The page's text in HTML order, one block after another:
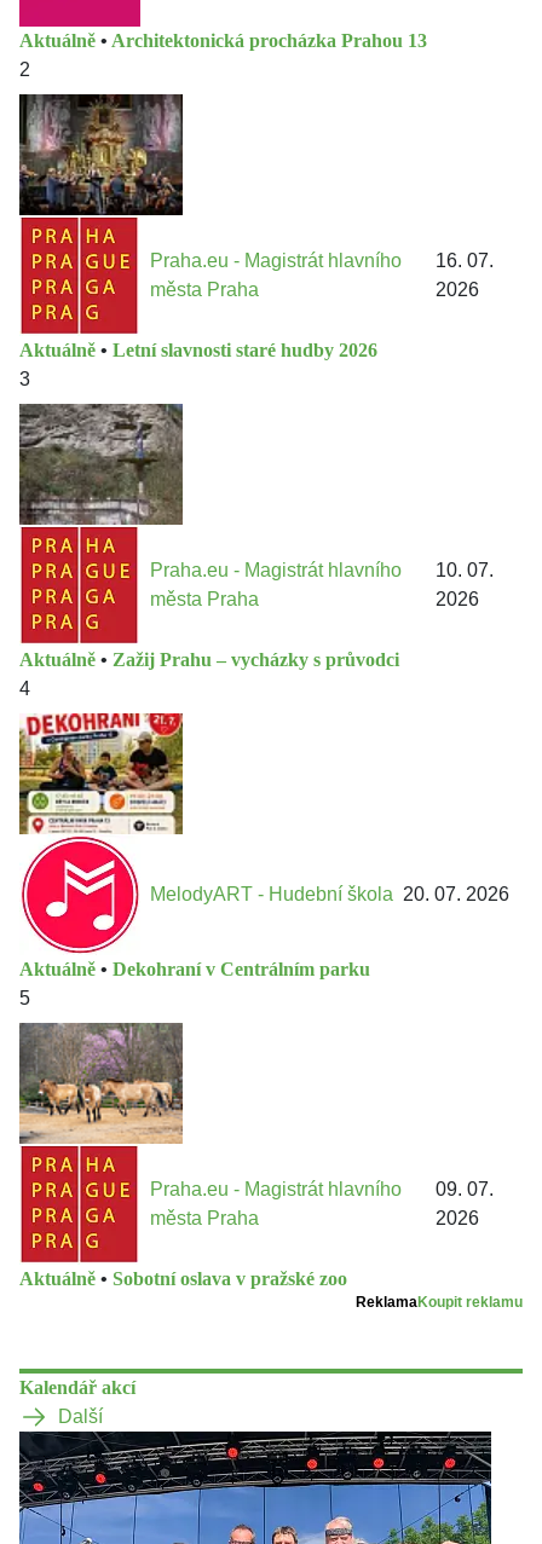
Aktuálně • Architektonická procházka Prahou 13
2
Praha.eu - Magistrát hlavního
města Praha
16. 07.
2026
Aktuálně • Letní slavnosti staré hudby 2026
3
Praha.eu - Magistrát hlavního
města Praha
10. 07.
2026
Aktuálně • Zažij Prahu – vycházky s průvodci
4
MelodyART - Hudební škola 20. 07. 2026
Aktuálně • Dekohraní v Centrálním parku
5
Praha.eu - Magistrát hlavního
města Praha
09. 07.
2026
Aktuálně • Sobotní oslava v pražské zoo
ReklamaKoupit reklamu
Kalendář akcí
Další